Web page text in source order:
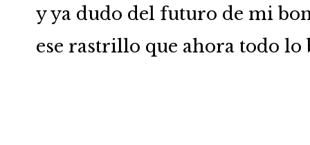
y ya dudo del futuro de mi
ese rastrillo que ahora todo lo